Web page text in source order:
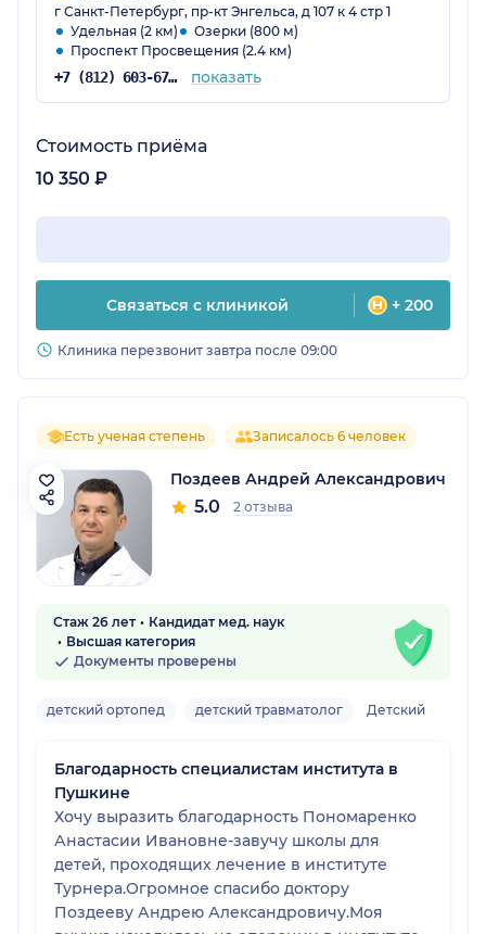
г Санкт-Петербург, пр-кт Энгельса, д 107 к 4 стр 1
Удельная (2 км)
Озерки (800 м)
Проспект Просвещения (2.4 км)
+7 (812) 603-67-48 показать
Стоимость приёма
10 350 ₽
Связаться с клиникой + 200
Клиника перезвонит завтра после 09:00
Есть ученая степень Записалось 6 человек
Поздеев Андрей Александрович
5.0 2 отзыва
Стаж 26 лет
Кандидат мед. наук
Высшая категория
Документы проверены
детский ортопед детский травматолог Детский
Благодарность специалистам института в
Пушкине
Хочу выразить благодарность Пономаренко
Анастасии Ивановне-завучу школы для
детей, проходящих лечение в институте
Турнера.Огромное спасибо доктору
Поздееву Андрею Александровичу.Моя